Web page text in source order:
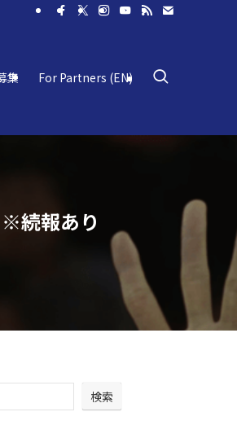
集 For Partners (EN)
※続報あり
検索